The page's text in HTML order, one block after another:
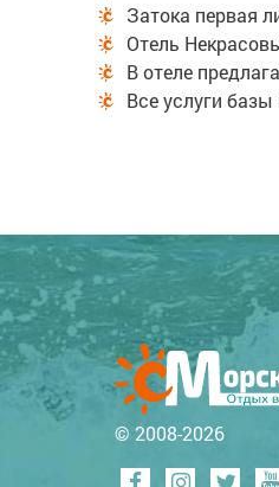
Затока первая
Отель
В отеле
Все услуги
© 2008-2026